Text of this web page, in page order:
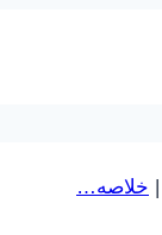
| خلاصه…